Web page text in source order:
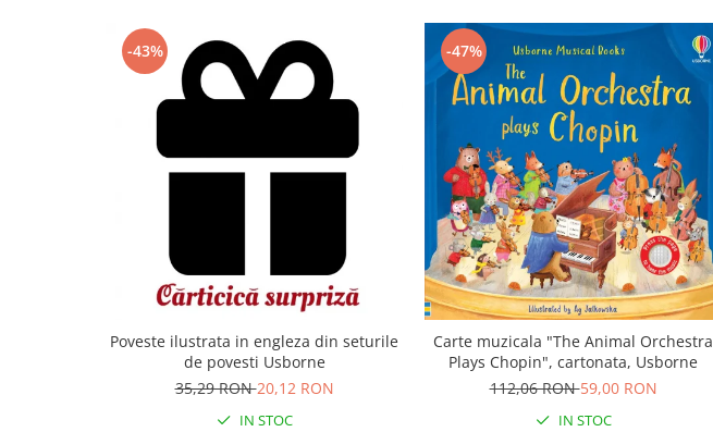
-43%
Poveste ilustrata in engleza din seturile
de povesti Usborne
35,29 RON20,12 RON
IN STOC
-47%
Carte muzicala "The Animal Orchestra
Plays Chopin", cartonata, Usborne
112,06 RON59,00 RON
IN STOC